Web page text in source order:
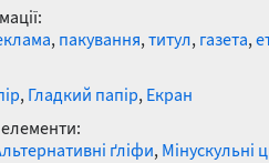
, пакування,титул, газета,
, Гладкий папір, Екран
ґліфи, Мінускульні